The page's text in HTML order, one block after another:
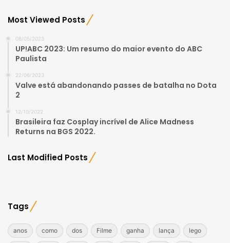
Most Viewed Posts
08/05/2023
UP!ABC 2023: Um resumo do maior evento do ABC
Paulista
22/06/2023
Valve está abandonando passes de batalha no Dota
2
12/10/2022
Brasileira faz Cosplay incrível de Alice Madness
Returns na BGS 2022.
Last Modified Posts
Tags
anos como dos Filme ganha lança lego